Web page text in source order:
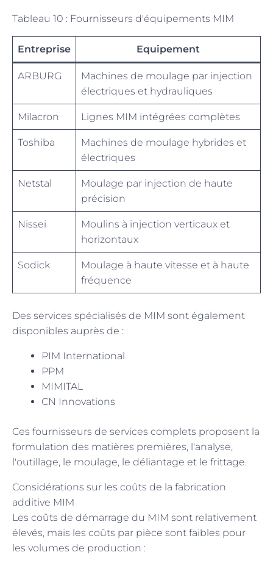
Tableau 10 : Fournisseurs d'équipements MIM
Entreprise Equipement
ARBURG
Machines de moulage par injection
électriques et hydrauliques
Milacron Lignes MIM intégrées complètes
Toshiba
Machines de moulage hybrides et
électriques
Netstal
Moulage par injection de haute
précision
Nissei
Moulins à injection verticaux et
horizontaux
Sodick
Moulage à haute vitesse et à haute
fréquence
Des services spécialisés de MIM sont également
disponibles auprès de :
PIM International
PPM
MIMITAL
CN Innovations
Ces fournisseurs de services complets proposent la
formulation des matières premières, l'analyse,
l'outillage, le moulage, le déliantage et le frittage.
Considérations sur les coûts de la fabrication
additive MIM
Les coûts de démarrage du MIM sont relativement
élevés, mais les coûts par pièce sont faibles pour
les volumes de production :